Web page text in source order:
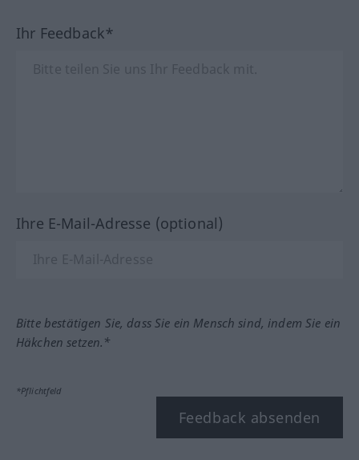
Ihr Feedback*
Ihre E-Mail-Adresse (optional)
Bitte bestätigen Sie, dass Sie ein Mensch sind, indem Sie ein
Häkchen setzen.*
*Pflichtfeld
Feedback absenden